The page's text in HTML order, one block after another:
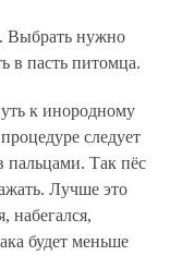
Выбрать нужно
в пасть питомца.
к инородному
следует
пальцами. Так пёс
Лучше это
набегался,
будет меньше